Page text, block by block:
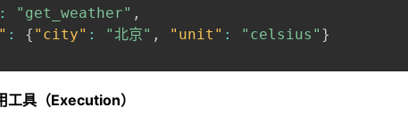
: "get_weather" ,
: { "city" : "北京" , "unit" : "celsius" }
具（Execution）